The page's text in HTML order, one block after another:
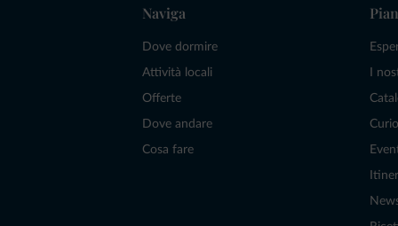
Naviga
Dove dormire
Attività locali
Offerte
Dove andare
Cosa fare
I